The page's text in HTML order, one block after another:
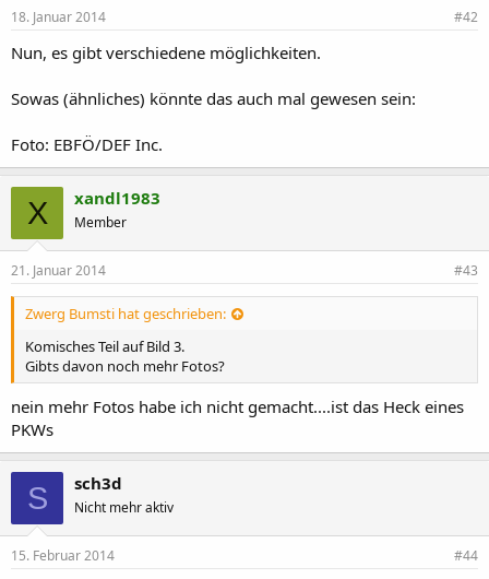
i
:
18. Januar 2014 #42
Nun, es gibt verschiedene möglichkeiten.
Sowas (ähnliches) könnte das auch mal gewesen sein:
Foto: EBFÖ/DEF Inc.
X xandl1983
Member
21. Januar 2014 #43
Zwerg Bumsti hat geschrieben:
Komisches Teil auf Bild 3.
Gibts davon noch mehr Fotos?
nein mehr Fotos habe ich nicht gemacht....ist das Heck eines
PKWs
S sch3d
Nicht mehr aktiv
15. Februar 2014 #44